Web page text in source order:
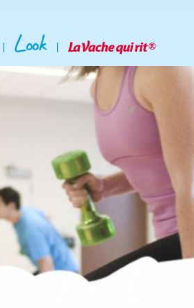
| Look |